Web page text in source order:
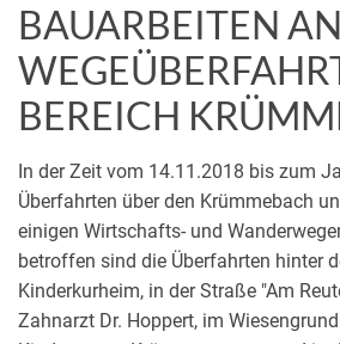
BAUARBEITEN AN
BEREICH
In der Zeit vom 14.11.2018 bis zum
Überfahrten über den Krümmebach
einigen Wirtschafts- und
betroffen sind die Überfahrten hinter
Kinderkurheim, in der Straße "Am
Zahnarzt Dr. Hoppert, im